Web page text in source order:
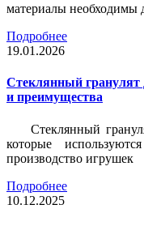
материалы необходимы
Подробнее
19.01.2026
Стеклянный гранулят
и преимущества
Стеклянный
которые
производство игрушек
Подробнее
10.12.2025